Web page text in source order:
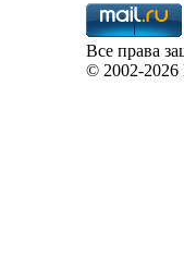
Все права
©2002-2026